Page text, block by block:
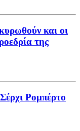
και οι
της
Ρομπέρτο